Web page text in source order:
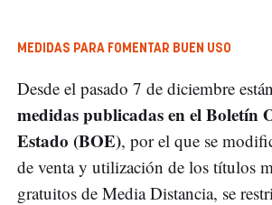
MEDIDAS PARA FOMENTAR BUEN USO
Desde el pasado 7 de diciembre
medidas publicadas en el Boletín
Estado (BOE), por el que se
de venta y utilización de los títulos
gratuitos de Media Distancia, se